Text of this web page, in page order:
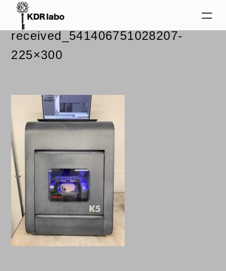
2024.02.29
received_541406751028207-
225×300